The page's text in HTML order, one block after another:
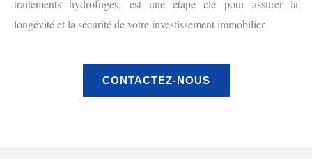
traitements hydrofuges, est une étape clé pour assurer la
longévité et la sécurité de votre investissement immobilier.
CONTACTEZ-NOUS